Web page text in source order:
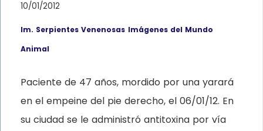
10/01/2012
Im. Serpientes Venenosas Imágenes del Mundo
Animal
Paciente de 47 años, mordido por una yarará
en el empeine del pie derecho, el 06/01/12. En
su ciudad se le administró antitoxina por vía